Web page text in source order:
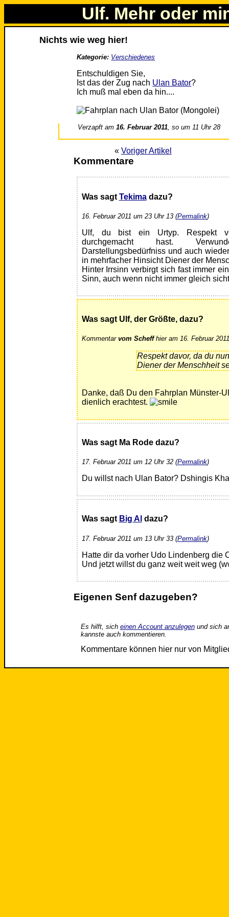
Ulf. Mehr oder
Nichts wie weg hier!
Kategorie: Verschiedenes
Entschuldigen Sie,
Ist das der Zug nach Ulan Bator?
Ich muß mal eben da hin....
Verzapft am16. Februar 2011, so um 11 Uhr 28
« Voriger Artikel
Kommentare
Was sagt Tekimadazu?
16. Februar 2011 um 23 Uhr 13 (Permalink)
Ulf, du bist ein Urtyp. Respekt
durchgemacht hast.
Darstellungsbedürfniss und auch
in mehrfacher Hinsicht Diener der
Hinter Irrsinn verbirgt sich fast immer
Sinn, auch wenn nicht immer gleich
Was sagt Ulf, der Größte, dazu?
Kommentar vom Scheffhier am 16. Februar
Respekt davor, da du
Diener der Menschheit
Danke, daß Du den Fahrplan Münster-
dienlich erachtest.
Was sagt Ma Rode dazu?
17. Februar 2011 um 12 Uhr 32 (Permalink)
Du willst nach Ulan Bator? Dshingis
Was sagt Big Al dazu?
17. Februar 2011 um 13 Uhr 33 (Permalink)
Hatte dir da vorher Udo Lindenberg die
Und jetzt willst du ganz weit weit weg
Eigenen Senf dazugeben?
Es hilft, sich einen Account anzulegenund sich
kannste auch kommentieren.
Kommentare können hier nur von